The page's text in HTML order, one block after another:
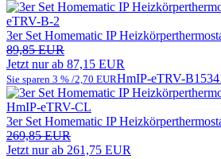
3er Set Homematic IP
89,85 EUR
Jetzt nur ab 87,15 EUR
Sie sparen 3 % /2,70 EURHmIP-eTRV-B
3er Set Homematic IP
269,85 EUR
Jetzt nur ab 261,75 EUR